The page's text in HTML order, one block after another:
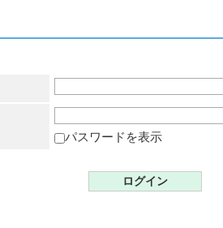
パスワードを表示